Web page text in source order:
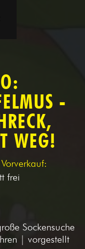
-
WEG!
frei
Sockensuche
| vorgestellt